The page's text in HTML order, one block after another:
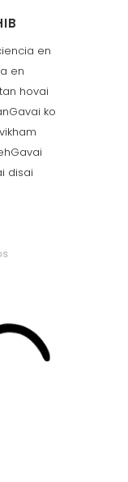
en
en
hovai
ko
disai